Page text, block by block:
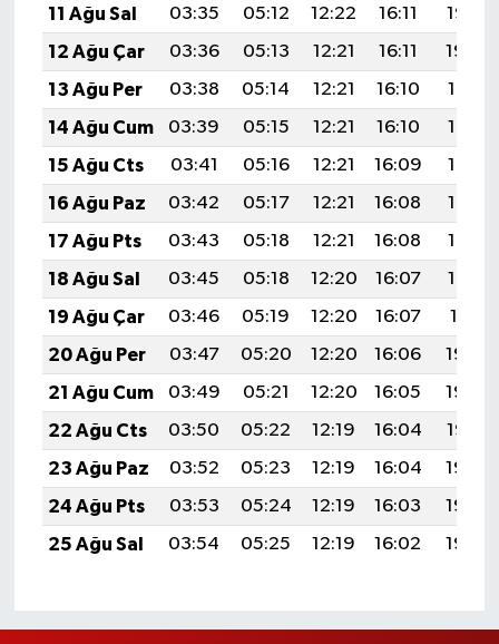
11 Ağu Sal
03:35 05:12 12:22 16:11
19:22
12 Ağu Çar
03:36 05:13 12:21 16:11
19:20
13 Ağu Per
03:38 05:14 12:21 16:10
19:19
14 Ağu Cum
03:39 05:15 12:21 16:10
19:18
15 Ağu Cts
03:41 05:16 12:21 16:09
19:16
16 Ağu Paz
03:42 05:17 12:21 16:08
19:15
17 Ağu Pts
03:43 05:18 12:21 16:08
19:14
18 Ağu Sal
03:45 05:18 12:20 16:07
19:12
19 Ağu Çar
03:46 05:19 12:20 16:07
19:11
20 Ağu Per
03:47 05:20 12:20 16:06
19:09
21 Ağu Cum
03:49 05:21 12:20 16:05
19:08
22 Ağu Cts
03:50 05:22 12:19 16:04
19:07
23 Ağu Paz
03:52 05:23 12:19 16:04
19:05
24 Ağu Pts
03:53 05:24 12:19 16:03
19:04
25 Ağu Sal
03:54 05:25 12:19 16:02 19:02